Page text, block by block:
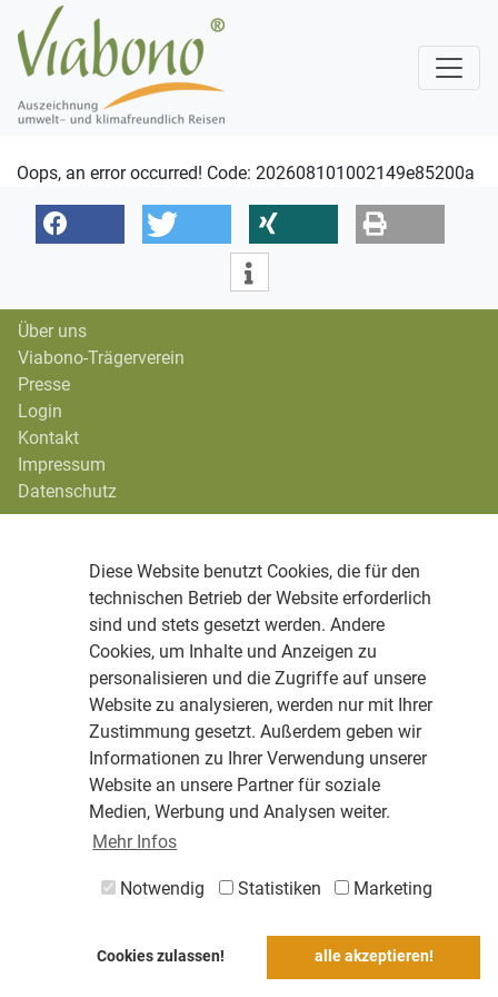
Diese Website benutzt Cookies, die für den
technischen Betrieb der Website erforderlich
sind und stets gesetzt werden. Andere
Cookies, um Inhalte und Anzeigen zu
personalisieren und die Zugriffe auf unsere
Website zu analysieren, werden nur mit Ihrer
Zustimmung gesetzt. Außerdem geben wir
Informationen zu Ihrer Verwendung unserer
Website an unsere Partner für soziale
Medien, Werbung und Analysen weiter.
Mehr Infos
Notwendig Statistiken Marketing
Cookies zulassen! alle akzeptieren!
Oops, an error occurred! Code: 202608101002149e85200a
Über uns
Viabono-Trägerverein
Presse
Login
Kontakt
Impressum
Datenschutz